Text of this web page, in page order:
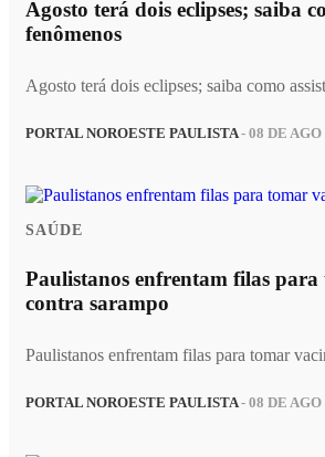
Agosto terá dois eclipses; saiba
fenômenos
Agosto terá dois eclipses; saiba como
PORTAL NOROESTE PAULISTA- 08 DE AGO
SAÚDE
Paulistanos enfrentam filas
contra sarampo
Paulistanos enfrentam filas para tomar
PORTAL NOROESTE PAULISTA- 08 DE AGO